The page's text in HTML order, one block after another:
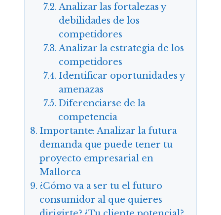
Analizar las fortalezas y
debilidades de los
competidores
Analizar la estrategia de los
competidores
Identificar oportunidades y
amenazas
Diferenciarse de la
competencia
Importante: Analizar la futura
demanda que puede tener tu
proyecto empresarial en
Mallorca
¿Cómo va a ser tu el futuro
consumidor al que quieres